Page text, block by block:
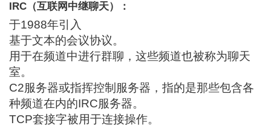
IRC（互联网中继聊天）：
于1988年引入
基于文本的会议协议。
用于在频道中进行群聊，这些频道也被称为聊天
室。
C2服务器或指挥控制服务器，指的是那些包含各
种频道在内的IRC服务器。
TCP套接字被用于连接操作。